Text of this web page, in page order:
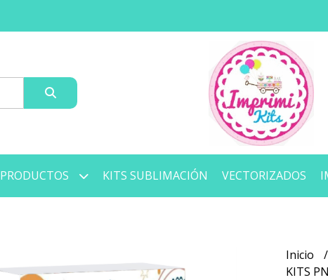
PRODUCTOS KITS SUBLIMACIÓN VECTORIZADOS
Inicio
KITS